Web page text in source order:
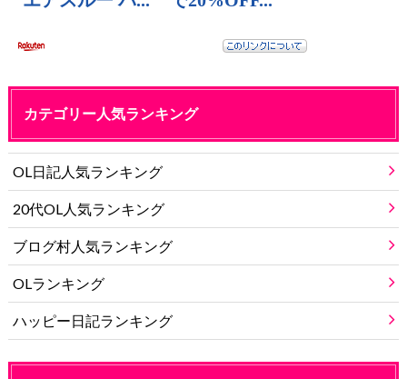
カテゴリー人気ランキング
OL日記人気ランキング
20代OL人気ランキング
ブログ村人気ランキング
OLランキング
ハッピー日記ランキング